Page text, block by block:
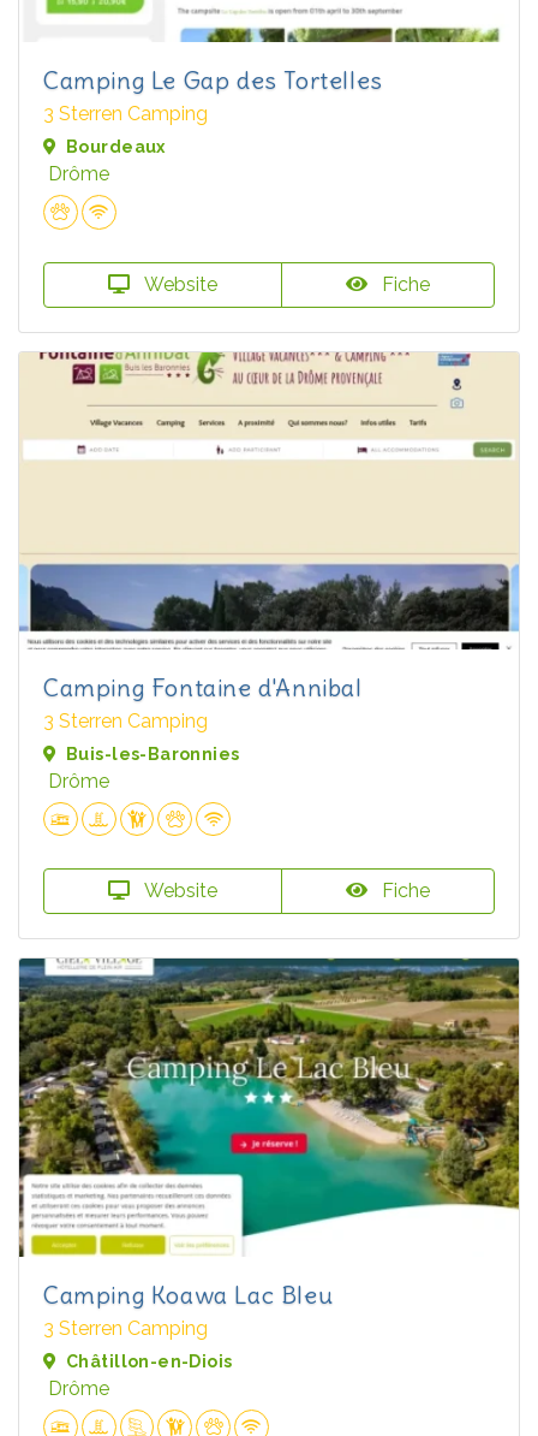
Camping Le Gap des Tortelles
3 Sterren Camping
Bourdeaux
Drôme
Website Fiche
Camping Fontaine d'Annibal
3 Sterren Camping
Buis-les-Baronnies
Drôme
Website Fiche
Camping Koawa Lac Bleu
3 Sterren Camping
Châtillon-en-Diois
Drôme